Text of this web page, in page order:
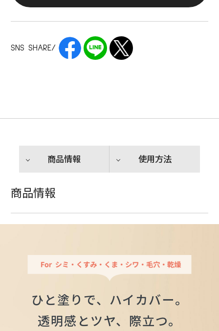
SNS SHARE/
商品情報 使用方法
商品情報
ひと塗りで、ハイカバー。
透明感とツヤ、際立つ。